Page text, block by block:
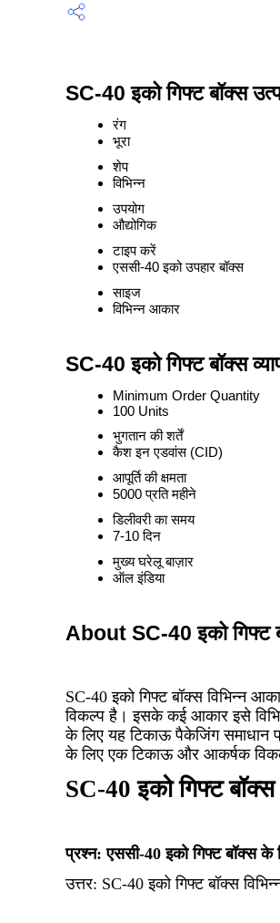
SC-40 इको गिफ्ट बॉक्स
रंग
भूरा
शेप
विभिन्न
उपयोग
औद्योगिक
टाइप करें
एससी-40 इको उपहार बॉक्स
साइज
विभिन्न आकार
SC-40 इको गिफ्ट बॉक्स
Minimum Order Quantity
100 Units
भुगतान की शर्तें
कैश इन एडवांस (CID)
आपूर्ति की क्षमता
5000 प्रति महीने
डिलीवरी का समय
7-10 दिन
मुख्य घरेलू बाज़ार
ऑल इंडिया
About SC-40 इको गिफ्ट
SC-40 इको गिफ्ट बॉक्स विभिन्न
विकल्प है। इसके कई आकार इसे
के लिए यह टिकाऊ पैकेजिंग समाधान
के लिए एक टिकाऊ और आकर्षक
SC-40 इको गिफ्ट
प्रश्न: एससी-40 इको गिफ्ट बॉक्स
उत्तर: SC-40 इको गिफ्ट बॉक्स